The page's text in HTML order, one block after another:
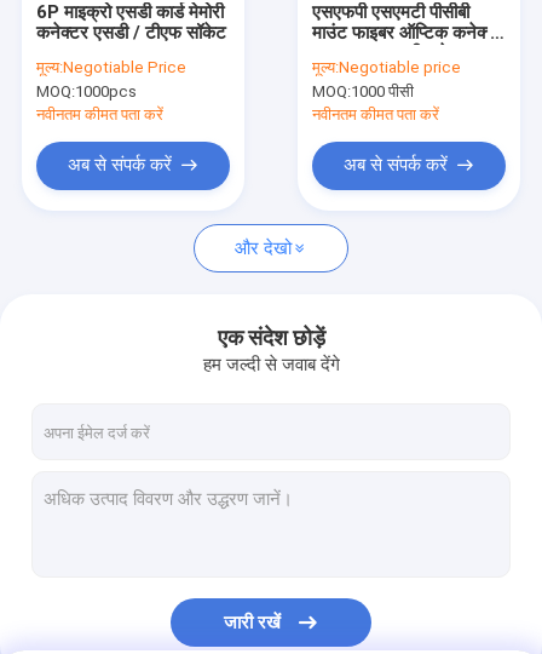
हमसे संपर्क करें
समाचार
प्रकार C महिला कनेक्टर
इनपुट/आउटपुट कनेक्टर
6P माइक्रो एसडी कार्ड मेमोरी
कनेक्टर एसडी / टीएफ सॉकेट
मूल्य:Negotiable Price
MOQ:1000pcs
नवीनतम कीमत पता करें
अब से संपर्क करें
एसएफपी एसएमटी पीसीबी
माउंट फाइबर ऑप्टिक कनेक्टर
इन्सुलेटर मॉड्यूल कनेक्टर
मूल्य:Negotiable price
MOQ:1000 पीसी
नवीनतम कीमत पता करें
अब से संपर्क करें
और देखो
एक संदेश छोड़ें
हम जल्दी से जवाब देंगे
जारी रखें